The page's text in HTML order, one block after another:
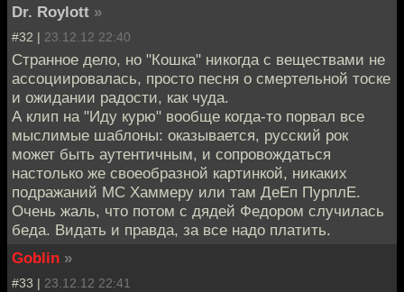
Dr. Roylott »
#32 | 23.12.12 22:40
Странное дело, но "Кошка" никогда с веществами не
ассоциировалась, просто песня о смертельной тоске
и ожидании радости, как чуда.
А клип на "Иду курю" вообще когда-то порвал все
мыслимые шаблоны: оказывается, русский рок
может быть аутентичным, и сопровождаться
настолько же своеобразной картинкой, никаких
подражаний МС Хаммеру или там ДеЕп ПурплЕ.
Очень жаль, что потом с дядей Федором случилась
беда. Видать и правда, за все надо платить.
Goblin »
#33 | 23.12.12 22:41